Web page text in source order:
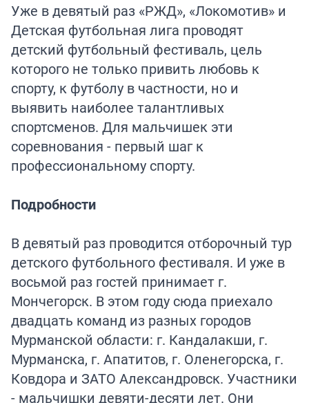
Уже в девятый раз «РЖД», «Локомотив» и
Детская футбольная лига проводят
детский футбольный фестиваль, цель
которого не только привить любовь к
спорту, к футболу в частности, но и
выявить наиболее талантливых
спортсменов. Для мальчишек эти
соревнования - первый шаг к
профессиональному спорту.
Подробности
В девятый раз проводится отборочный тур
детского футбольного фестиваля. И уже в
восьмой раз гостей принимает г.
Мончегорск. В этом году сюда приехало
двадцать команд из разных городов
Мурманской области: г. Кандалакши, г.
Мурманска, г. Апатитов, г. Оленегорска, г.
Ковдора и ЗАТО Александровск. Участники
- мальчишки девяти-десяти лет. Они